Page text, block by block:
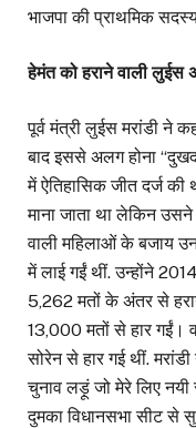
भाजपा की प्राथमिक
हेमंत को हराने वाली लुईस
पूर्व मंत्री लुईस मरांडी ने
बाद इससे अलग होना
में ऐतिहासिक जीत दर्ज की
माना जाता था लेकिन उसने
वाली महिलाओं के बजाय उन
में लाई गईं थीं. उन्होंने
5,262 मतों के अंतर से
13,000 मतों से हार गईं।
सोरेन से हार गई थीं.
चुनाव लड़ूं जो मेरे लिए नयी
दुमका विधानसभा सीट से